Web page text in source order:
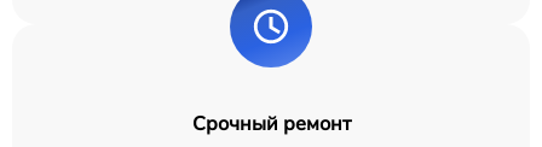
Срочный ремонт